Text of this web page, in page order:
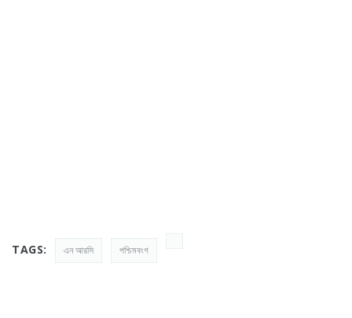
TAGS: এন আরসি পশ্চিমবংগ